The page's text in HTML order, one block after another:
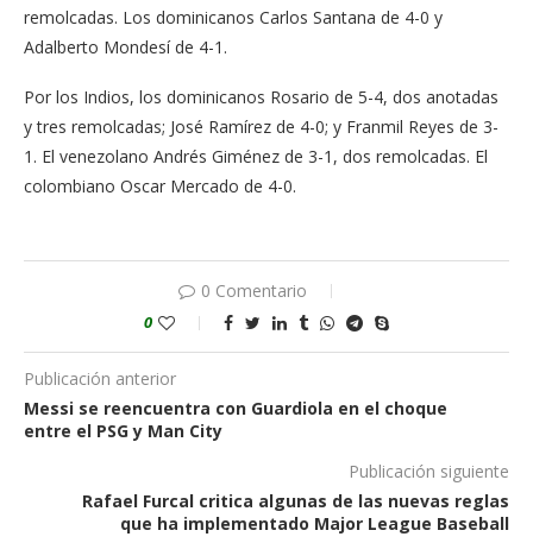
remolcadas. Los dominicanos Carlos Santana de 4-0 y
Adalberto Mondesí de 4-1.
Por los Indios, los dominicanos Rosario de 5-4, dos anotadas
y tres remolcadas; José Ramírez de 4-0; y Franmil Reyes de 3-
1. El venezolano Andrés Giménez de 3-1, dos remolcadas. El
colombiano Oscar Mercado de 4-0.
0 Comentario
0
Publicación anterior
Messi se reencuentra con Guardiola en el choque
entre el PSG y Man City
Publicación siguiente
Rafael Furcal critica algunas de las nuevas reglas
que ha implementado Major League Baseball